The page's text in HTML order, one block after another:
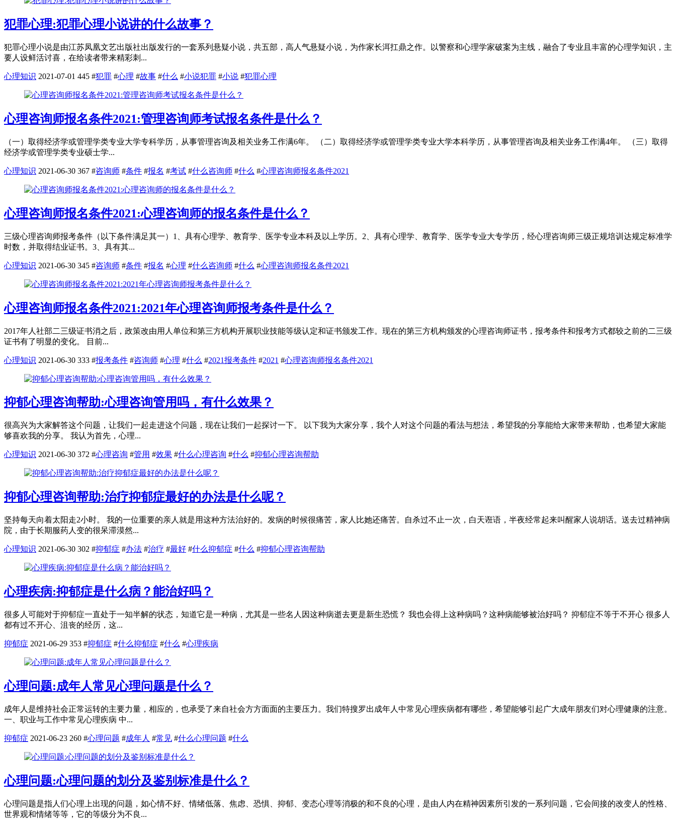
犯罪心理:犯罪心理小说讲的什么故事？
犯罪心理小说是由江苏凤凰文艺出版社出版发行的一套系列悬疑小说，共五部，高人气悬疑小说，为作家长洱扛鼎之作。以警察和心理学家破案为主线，融合了专业且丰富的心理学知识，主
要人设鲜活讨喜，在给读者带来精彩刺...
心理知识 2021-07-01 445 #犯罪 #心理 #故事 #什么 #小说犯罪 #小说 #犯罪心理
心理咨询师报名条件2021:管理咨询师考试报名条件是什么？
（一）取得经济学或管理学类专业大学专科学历，从事管理咨询及相关业务工作满6年。 （二）取得经济学或管理学类专业大学本科学历，从事管理咨询及相关业务工作满4年。 （三）取得
经济学或管理学类专业硕士学...
心理知识 2021-06-30 367 #咨询师 #条件 #报名 #考试 #什么咨询师 #什么 #心理咨询师报名条件2021
心理咨询师报名条件2021:心理咨询师的报名条件是什么？
三级心理咨询师报考条件（以下条件满足其一）1、具有心理学、教育学、医学专业本科及以上学历。2、具有心理学、教育学、医学专业大专学历，经心理咨询师三级正规培训达规定标准学
时数，并取得结业证书。3、具有其...
心理知识 2021-06-30 345 #咨询师 #条件 #报名 #心理 #什么咨询师 #什么 #心理咨询师报名条件2021
心理咨询师报名条件2021:2021年心理咨询师报考条件是什么？
2017年人社部二三级证书消之后，政策改由用人单位和第三方机构开展职业技能等级认定和证书颁发工作。现在的第三方机构颁发的心理咨询师证书，报考条件和报考方式都较之前的二三级
证书有了明显的变化。 目前...
心理知识 2021-06-30 333 #报考条件 #咨询师 #心理 #什么 #2021报考条件 #2021 #心理咨询师报名条件2021
抑郁心理咨询帮助:心理咨询管用吗，有什么效果？
很高兴为大家解答这个问题，让我们一起走进这个问题，现在让我们一起探讨一下。 以下我为大家分享，我个人对这个问题的看法与想法，希望我的分享能给大家带来帮助，也希望大家能
够喜欢我的分享。 我认为首先，心理...
心理知识 2021-06-30 372 #心理咨询 #管用 #效果 #什么心理咨询 #什么 #抑郁心理咨询帮助
抑郁心理咨询帮助:治疗抑郁症最好的办法是什么呢？
坚持每天向着太阳走2小时。 我的一位重要的亲人就是用这种方法治好的。发病的时候很痛苦，家人比她还痛苦。自杀过不止一次，白天诳语，半夜经常起来叫醒家人说胡话。送去过精神病
院，由于长期服药人变的很呆滞漠然...
心理知识 2021-06-30 302 #抑郁症 #办法 #治疗 #最好 #什么抑郁症 #什么 #抑郁心理咨询帮助
心理疾病:抑郁症是什么病？能治好吗？
很多人可能对于抑郁症一直处于一知半解的状态，知道它是一种病，尤其是一些名人因这种病逝去更是新生恐慌？ 我也会得上这种病吗？这种病能够被治好吗？ 抑郁症不等于不开心 很多人
都有过不开心、沮丧的经历，这...
抑郁症 2021-06-29 353 #抑郁症 #什么抑郁症 #什么 #心理疾病
心理问题:成年人常见心理问题是什么？
成年人是维持社会正常运转的主要力量，相应的，也承受了来自社会方方面面的主要压力。我们特搜罗出成年人中常见心理疾病都有哪些，希望能够引起广大成年朋友们对心理健康的注意。
一、职业与工作中常见心理疾病 中...
抑郁症 2021-06-23 260 #心理问题 #成年人 #常见 #什么心理问题 #什么
心理问题:心理问题的划分及鉴别标准是什么？
心理问题是指人们心理上出现的问题，如心情不好、情绪低落、焦虑、恐惧、抑郁、变态心理等消极的和不良的心理，是由人内在精神因素所引发的一系列问题，它会间接的改变人的性格、
世界观和情绪等等，它的等级分为不良...